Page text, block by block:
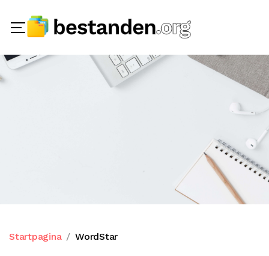
Startpagina WordStar